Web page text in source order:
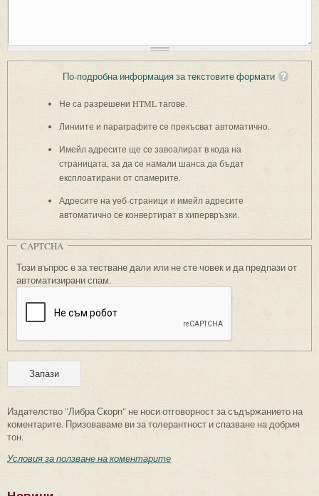
По-подробна информация за текстовите формати
Не са разрешени HTML тагове.
Линиите и параграфите се прекъсват автоматично.
Имейл адресите ще се завоалират в кода на
страницата, за да се намали шанса да бъдат
експлоатирани от спамерите.
Адресите на уеб-страници и имейл адресите
автоматично се конвертират в хипервръзки.
CAPTCHA
Този въпрос е за тестване дали или не сте човек и да предпази от
автоматизирани спам.
Издателство "Либра Скорп" не носи отговорност за съдържанието на
коментарите. Призоваваме ви за толерантност и спазване на добрия
тон.
Условия за ползване на коментарите